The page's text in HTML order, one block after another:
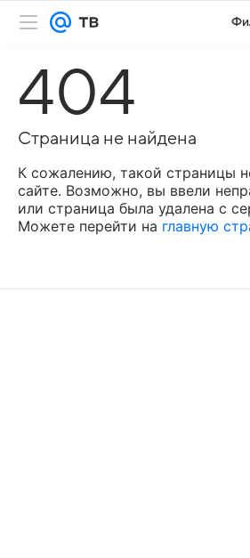
404
Страница не найдена
К сожалению, такой страницы
сайте. Возможно, вы ввели
или страница была удалена с
Можете перейти на главную